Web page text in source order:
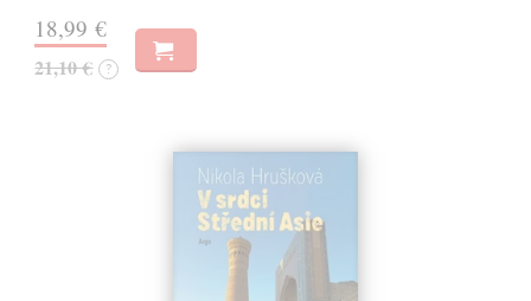
18,99 €
21,10 € ?